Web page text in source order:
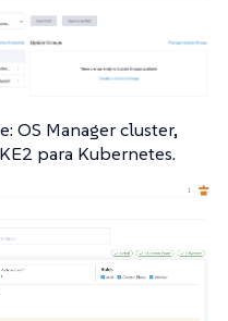
OS Manager cluster,
para Kubernetes.